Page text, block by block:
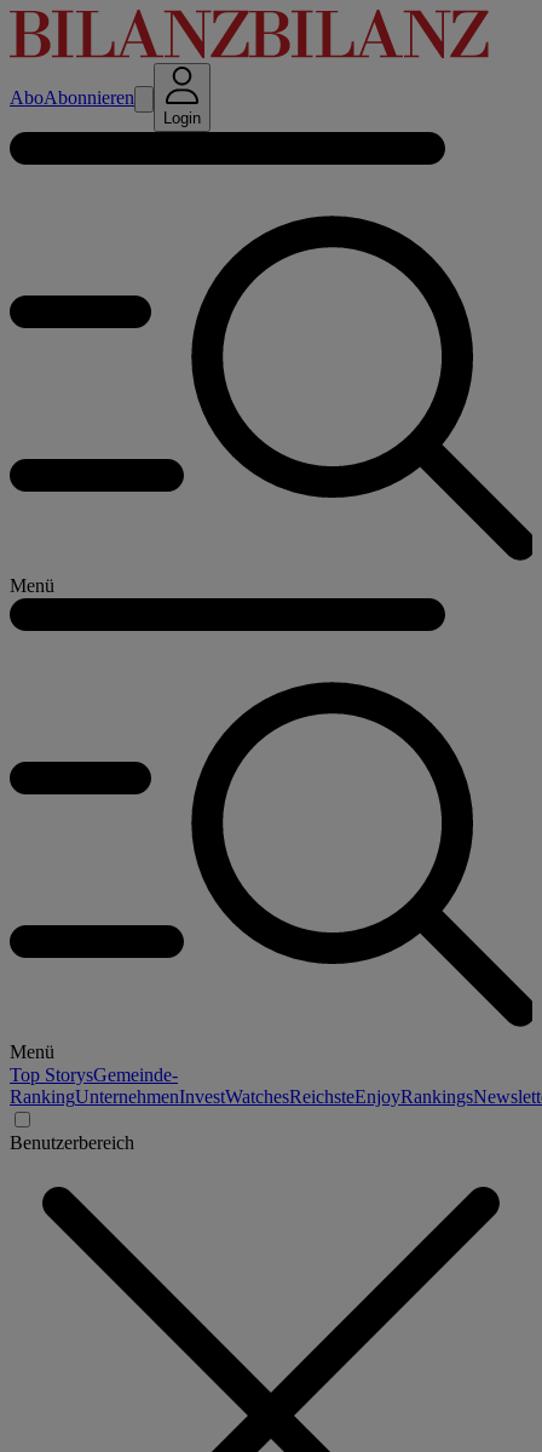
AboAbonnieren
Login
Menü
Menü
Top StorysGemeinde-
RankingUnternehmenInvestWatchesReichsteEnjoyRankings
Benutzerbereich